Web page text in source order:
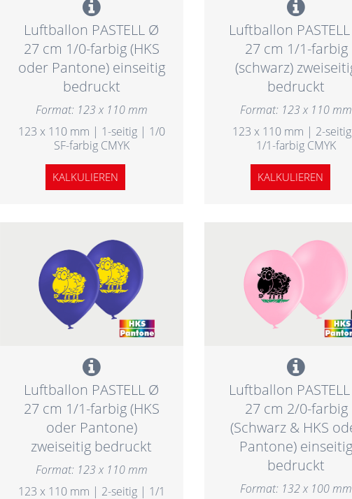
Luftballon PASTELL Ø
27 cm 1/0-farbig (HKS
oder Pantone) einseitig
bedruckt
Format: 123 x 110 mm
123 x 110 mm | 1-seitig | 1/0
SF-farbig CMYK
KALKULIEREN
Luftballon
27 cm 1/1-farbig
(schwarz)
bedruckt
Format: 123 x 110 mm
123 x 110 mm | 2-
1/1-farbig CMYK
KALKULIEREN
Luftballon PASTELL Ø
27 cm 1/1-farbig (HKS
oder Pantone)
zweiseitig bedruckt
Format: 123 x 110 mm
123 x 110 mm | 2-seitig | 1/1
Luftballon
27 cm 2/0-farbig
(Schwarz & HKS
Pantone) einseitig
bedruckt
Format: 132 x 100 mm